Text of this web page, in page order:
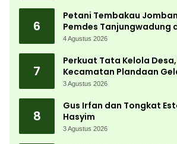
6
Petani Tembakau
Pemdes Tanjungwadung
Bergerak Cepat
4 Agustus 2026
7
Perkuat Tata Kelola Desa,
Kecamatan Plandaan
Aparatur Pemdes
3 Agustus 2026
8
Gus Irfan dan Tongkat
Hasyim
3 Agustus 2026